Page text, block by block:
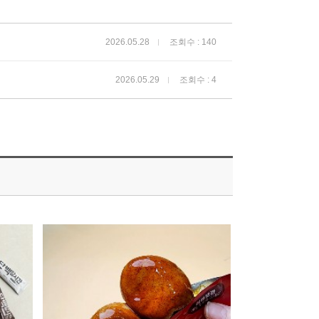
2026.05.28 조회수 : 140
2026.05.29 조회수 : 4